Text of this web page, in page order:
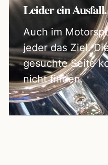
Leider ein Ausfall.
Auch im
jeder das Ziel.
gesuchte Seite
nicht finden.